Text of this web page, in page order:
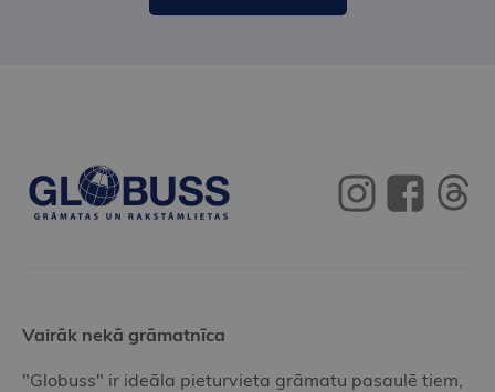
Vairāk nekā grāmatnīca
"Globuss" ir ideāla pieturvieta grāmatu pasaulē tiem,